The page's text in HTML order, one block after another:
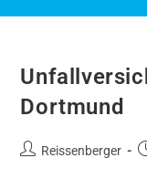
Dortmund
Beitrags-
Reissenberger